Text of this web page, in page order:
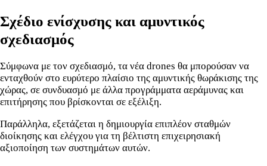
Σχέδιο ενίσχυσης και αμυντικός
σχεδιασμός
Σύμφωνα με τον σχεδιασμό, τα νέα drones θα μπορούσαν να
ενταχθούν στο ευρύτερο πλαίσιο της αμυντικής θωράκισης της
χώρας, σε συνδυασμό με άλλα προγράμματα αεράμυνας και
επιτήρησης που βρίσκονται σε εξέλιξη.
Παράλληλα, εξετάζεται η δημιουργία επιπλέον σταθμών
διοίκησης και ελέγχου για τη βέλτιστη επιχειρησιακή
αξιοποίηση των συστημάτων αυτών.